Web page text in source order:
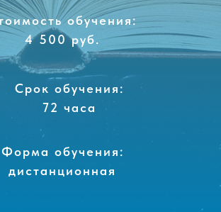
Форма обучения:
дистанционная
Срок обучения:
72 часа
обучения:
4 500 руб.